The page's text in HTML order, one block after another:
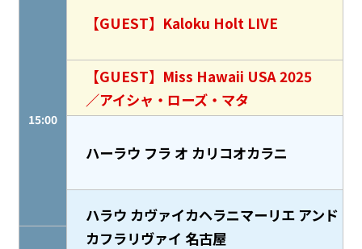
15:00
【GUEST】Kaloku Holt LIVE
【GUEST】Miss Hawaii USA 2025
／アイシャ・ローズ・マタ
ハーラウ フラ オ カリコオカラニ
ハラウ カヴァイカヘラニマーリエ アンド
カフラリヴァイ 名古屋